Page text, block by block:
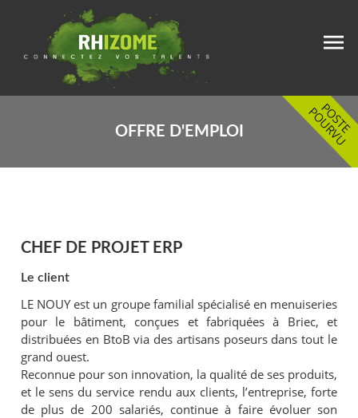
OFFRE D'EMPLOI
CHEF DE PROJET ERP
Le client
LE NOUY est un groupe familial spécialisé en menuiseries
pour le bâtiment, conçues et fabriquées à Briec, et
distribuées en BtoB via des artisans poseurs dans tout le
grand ouest.
Reconnue pour son innovation, la qualité de ses produits,
et le sens du service rendu aux clients, l’entreprise, forte
de plus de 200 salariés, continue à faire évoluer son